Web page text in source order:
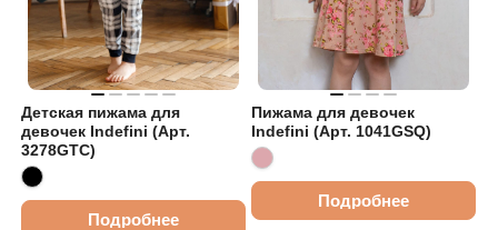
Детская пижама для
девочек Indefini (Арт.
3278GTC)
Подробнее
Пижама для девочек
Indefini (Арт. 1041GSQ)
Подробнее